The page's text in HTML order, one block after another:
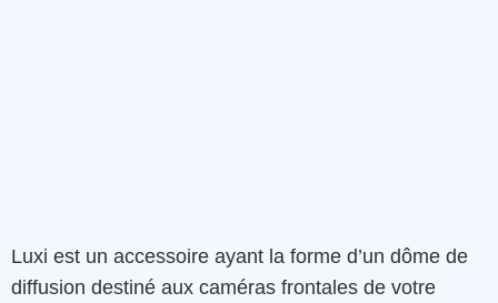
Luxi est un accessoire ayant la forme d’un dôme de
diffusion destiné aux caméras frontales de votre